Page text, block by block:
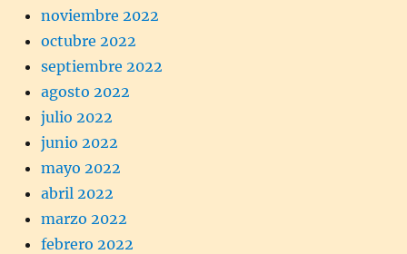
noviembre 2022
octubre 2022
septiembre 2022
agosto 2022
julio 2022
junio 2022
mayo 2022
abril 2022
marzo 2022
febrero 2022